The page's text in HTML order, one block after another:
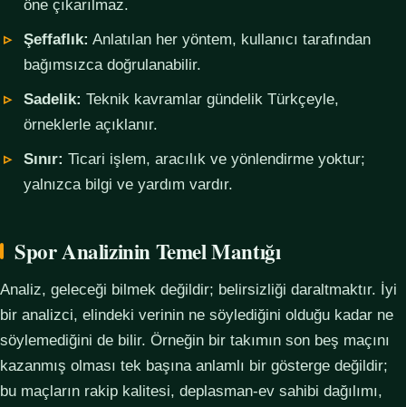
öne çıkarılmaz.
Şeffaflık: Anlatılan her yöntem, kullanıcı tarafından
bağımsızca doğrulanabilir.
Sadelik: Teknik kavramlar gündelik Türkçeyle,
örneklerle açıklanır.
Sınır: Ticari işlem, aracılık ve yönlendirme yoktur;
yalnızca bilgi ve yardım vardır.
Spor Analizinin Temel Mantığı
Analiz, geleceği bilmek değildir; belirsizliği daraltmaktır. İyi
bir analizci, elindeki verinin ne söylediğini olduğu kadar ne
söylemediğini de bilir. Örneğin bir takımın son beş maçını
kazanmış olması tek başına anlamlı bir gösterge değildir;
bu maçların rakip kalitesi, deplasman-ev sahibi dağılımı,